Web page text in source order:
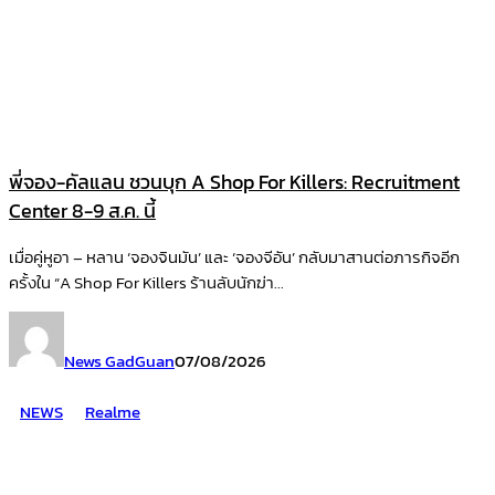
พี่จอง-คัลแลน ชวนบุก A Shop For Killers: Recruitment
Center 8-9 ส.ค. นี้
เมื่อคู่หูอา – หลาน ‘จองจินมัน’ และ ‘จองจีอัน’ กลับมาสานต่อภารกิจอีก
ครั้งใน “A Shop For Killers ร้านลับนักฆ่า...
News GadGuan07/08/2026
NEWS
Realme